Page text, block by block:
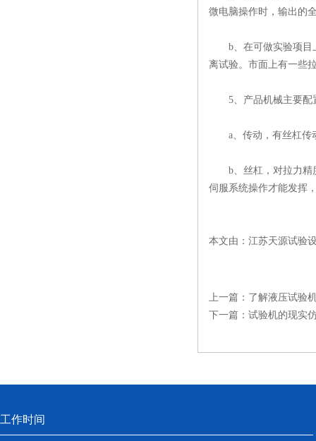
微电脑操作时，输出的
b、在可做实验项目上
离试验。市面上有一些
5、产品机械主要配
a、传动，有丝杠传动
b、丝杠，对拉力精度
伺服系统操作才能发挥
本文由：江苏天源试验
上一篇： 了解液压试验
下一篇： 试验机的现实
工作时间